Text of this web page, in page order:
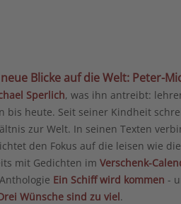
Blicke auf die Welt: Peter-
Sperlich, was ihn antreibt:
bis heute. Seit seiner Kindheit
zur Welt. In seinen Texten
den Fokus auf die leisen wie
mit Gedichten im Verschenk-
Ein Schiff wird kommen -
Wünsche sind zu viel.